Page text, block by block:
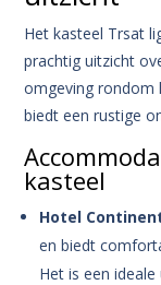
Het kasteel Trsat
prachtig uitzicht
omgeving rondom
biedt een rustige
kasteel
Hotel
en biedt
Het is een